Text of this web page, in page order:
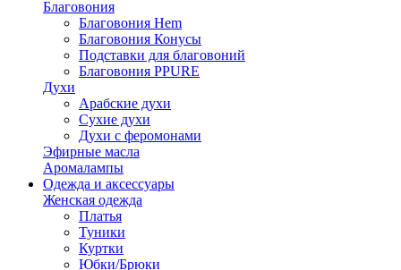
Благовония
Благовония Hem
Благовония Конусы
Подставки для благовоний
Благовония PPURE
Духи
Арабские духи
Сухие духи
Духи с феромонами
Эфирные масла
Аромалампы
Одежда и аксессуары
Женская одежда
Платья
Туники
Куртки
Юбки/Брюки